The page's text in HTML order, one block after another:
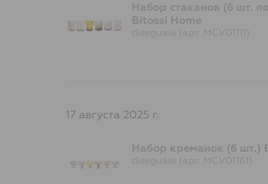
Набор стаканов (6 шт.
Bitossi Home
diseguale (арт. MCV01111)
17 августа 2025 г.
Набор креманок (6 шт.)
diseguale (арт. MCV01161)